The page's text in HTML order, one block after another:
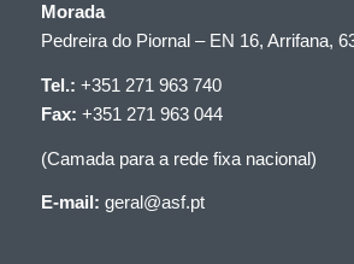
Morada
Pedreira do Piornal – EN 16, Arrifana,
Tel.: +351 271 963 740
Fax: +351 271 963 044
(Camada para a rede fixa nacional)
E-mail: geral@asf.pt